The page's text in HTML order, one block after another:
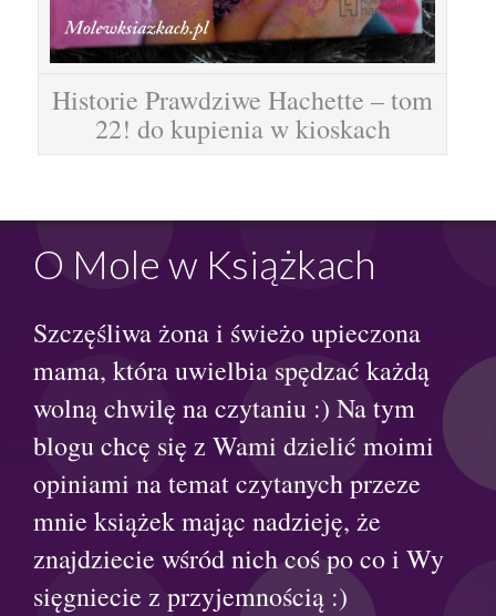
Historie Prawdziwe Hachette – tom
22! do kupienia w kioskach
O Mole w Książkach
Szczęśliwa żona i świeżo upieczona
mama, która uwielbia spędzać każdą
wolną chwilę na czytaniu :) Na tym
blogu chcę się z Wami dzielić moimi
opiniami na temat czytanych przeze
mnie książek mając nadzieję, że
znajdziecie wśród nich coś po co i Wy
sięgniecie z przyjemnością :)